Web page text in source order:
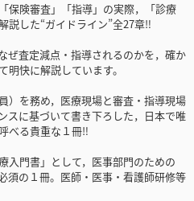
保険審査」「指導」の実際，「診療
した“ガイドライン”全27章‼
査定減点・指導されるのかを，確か
快に解説しています。
を務め，医療現場と審査・指導現場
スに基づいて書き下ろした，日本で唯
べる貴重な１冊‼
門書」として，医事部門のための
須の１冊。医師・医事・看護師研修等